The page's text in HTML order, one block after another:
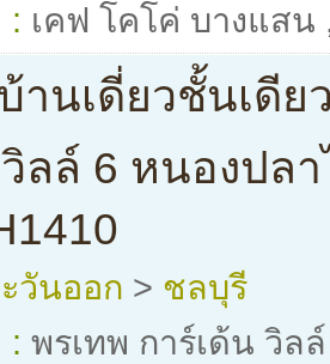
: เคฟ โคโค่ บางแสน
านเดี่ยวชั้นเดีย
ลล์ 6 หนองปล
วันออก > ชลบุรี
: พรเทพ การ์เด้น วิล